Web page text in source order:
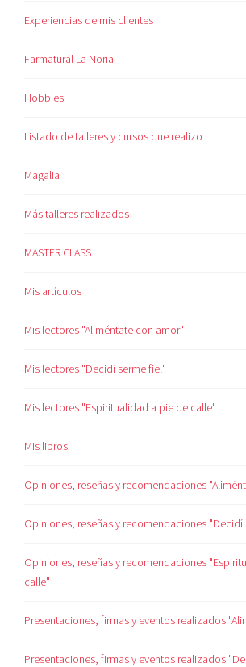
Experiencias de mis clientes
Farmatural La Noria
Hobbies
Listado de talleres y cursos que realizo
Magalia
Más talleres realizados
MASTER CLASS
Mis artículos
Mis lectores "Aliméntate con amor"
Mis lectores "Decidí serme fiel"
Mis lectores "Espiritualidad a pie de calle"
Mis libros
Opiniones, reseñas y recomendaciones
Opiniones, reseñas y recomendaciones "Decidí
Opiniones, reseñas y recomendaciones
calle"
Presentaciones, firmas y eventos realizados
Presentaciones, firmas y eventos realizados